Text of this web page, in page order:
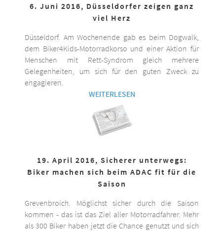
6. Juni 2016, Düsseldorfer zeigen ganz
viel Herz
Düsseldorf. Am Wochenende gab es beim Dogwalk,
dem Biker4Kids-Motorradkorso und einer Aktion für
Menschen mit Rett-Syndrom gleich mehrere
Gelegenheiten, um sich für den guten Zweck zu
engagieren.
WEITERLESEN
19. April 2016, Sicherer unterwegs:
Biker machen sich beim ADAC fit für die
Saison
Grevenbroich. Möglichst sicher durch die Saison
kommen - das ist das Ziel aller Motorradfahrer. Mehr
als 300 Biker haben jetzt die Chance genutzt und sich